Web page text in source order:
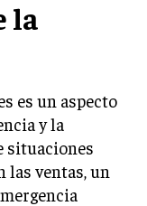
WEB SEO
la
es un aspecto
y la
situaciones
las ventas, un